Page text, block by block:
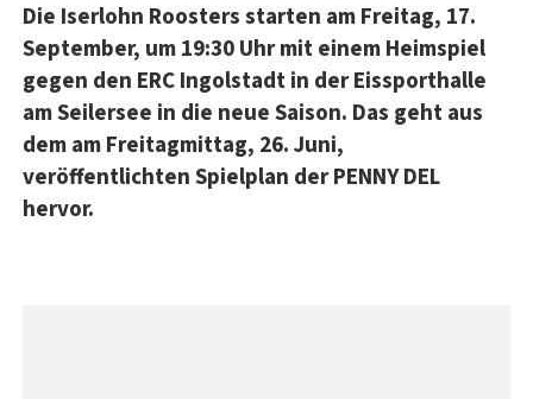
Die Iserlohn Roosters starten am Freitag, 17.
September, um 19:30 Uhr mit einem Heimspiel
gegen den ERC Ingolstadt in der Eissporthalle
am Seilersee in die neue Saison. Das geht aus
dem am Freitagmittag, 26. Juni,
veröffentlichten Spielplan der PENNY DEL
hervor.